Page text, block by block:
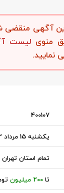
این آگهی
منوی لیست
نمایید.
400107
یکشنبه 15 مرداد 1402
تمام استان تهران
تا200 میلیون